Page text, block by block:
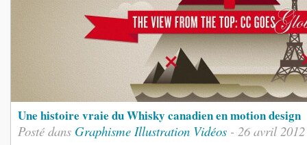
Une histoire vraie du Whisky canadien en motion design
Posté dans Graphisme Illustration Vidéos - 26 avril 2012